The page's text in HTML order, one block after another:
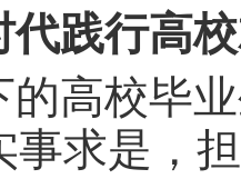
践行高
的高校毕
事求是，